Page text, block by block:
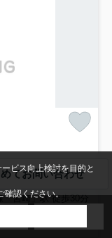
「宮崎」駅 徒歩30分
てお問い合わせ
ビス向上検討を目的と
確認ください。